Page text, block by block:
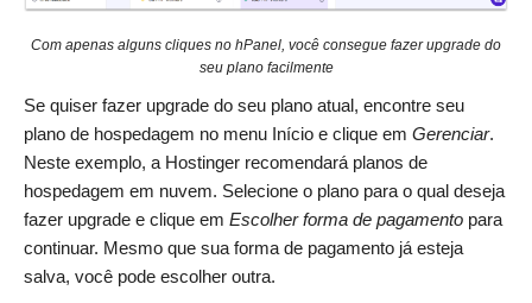
Com apenas alguns cliques no hPanel, você consegue fazer upgrade do
seu plano facilmente
Se quiser fazer upgrade do seu plano atual, encontre seu
plano de hospedagem no menu Início e clique em Gerenciar.
Neste exemplo, a Hostinger recomendará planos de
hospedagem em nuvem. Selecione o plano para o qual deseja
fazer upgrade e clique em Escolher forma de pagamento para
continuar. Mesmo que sua forma de pagamento já esteja
salva, você pode escolher outra.